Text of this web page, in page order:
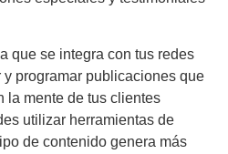
que se integra con tus redes
programar publicaciones que
la mente de tus clientes
utilizar herramientas de
de contenido genera más